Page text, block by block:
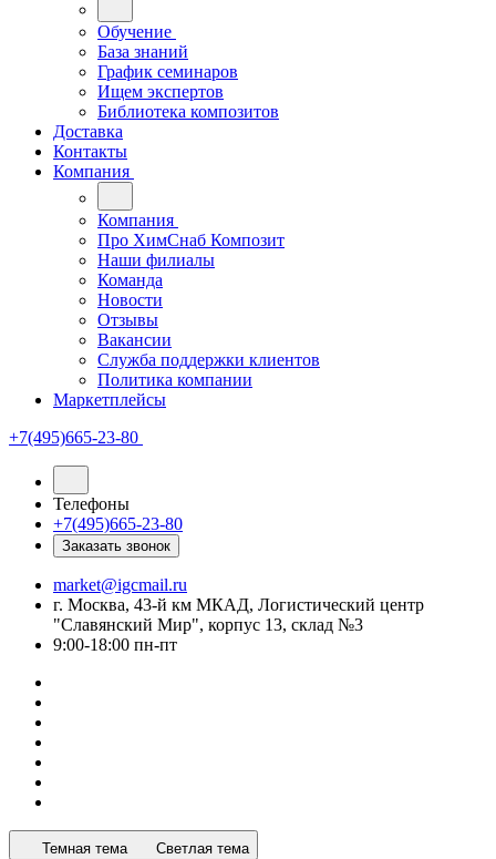
Обучение
База знаний
График семинаров
Ищем экспертов
Библиотека композитов
Доставка
Контакты
Компания
Компания
Про ХимСнаб Композит
Наши филиалы
Команда
Новости
Отзывы
Вакансии
Служба поддержки клиентов
Политика компании
Маркетплейсы
+7(495)665-23-80
Телефоны
+7(495)665-23-80
Заказать звонок
market@igcmail.ru
г. Москва, 43-й км МКАД, Логистический центр
"Славянский Мир", корпус 13, склад №3
9:00-18:00 пн-пт
Темная тема Светлая тема